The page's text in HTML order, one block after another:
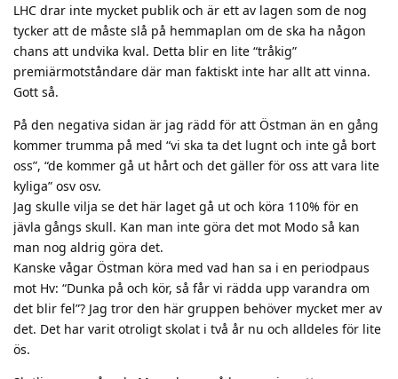
LHC drar inte mycket publik och är ett av lagen som de nog
tycker att de måste slå på hemmaplan om de ska ha någon
chans att undvika kval. Detta blir en lite “tråkig”
premiärmotståndare där man faktiskt inte har allt att vinna.
Gott så.
På den negativa sidan är jag rädd för att Östman än en gång
kommer trumma på med “vi ska ta det lugnt och inte gå bort
oss”, “de kommer gå ut hårt och det gäller för oss att vara lite
kyliga” osv osv.
Jag skulle vilja se det här laget gå ut och köra 110% för en
jävla gångs skull. Kan man inte göra det mot Modo så kan
man nog aldrig göra det.
Kanske vågar Östman köra med vad han sa i en periodpaus
mot Hv: “Dunka på och kör, så får vi rädda upp varandra om
det blir fel”? Jag tror den här gruppen behöver mycket mer av
det. Det har varit otroligt skolat i två år nu och alldeles för lite
ös.